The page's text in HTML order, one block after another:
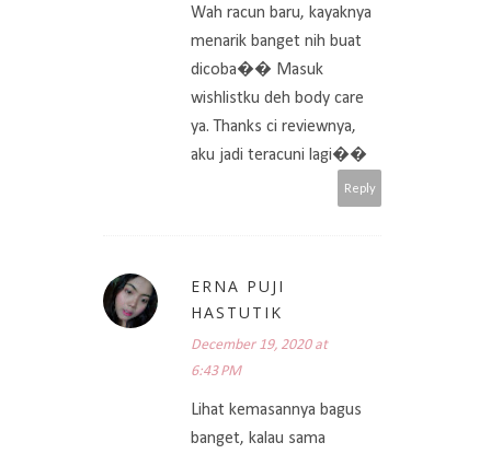
Wah racun baru, kayaknya
menarik banget nih buat
dicoba�� Masuk
wishlistku deh body care
ya. Thanks ci reviewnya,
aku jadi teracuni lagi��
Reply
ERNA PUJI
HASTUTIK
December 19, 2020 at
6:43 PM
Lihat kemasannya bagus
banget, kalau sama